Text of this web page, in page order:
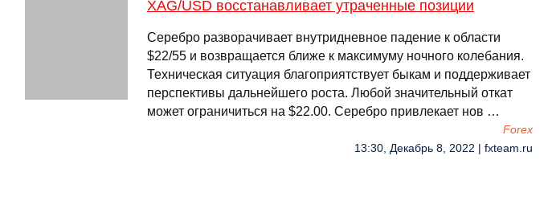
XAG/USD восстанавливает утраченные позиции
Серебро разворачивает внутридневное падение к области
$22/55 и возвращается ближе к максимуму ночного колебания.
Техническая ситуация благоприятствует быкам и поддерживает
перспективы дальнейшего роста. Любой значительный откат
может ограничиться на $22.00. Серебро привлекает нов …
Forex
13:30, Декабрь 8, 2022 | fxteam.ru